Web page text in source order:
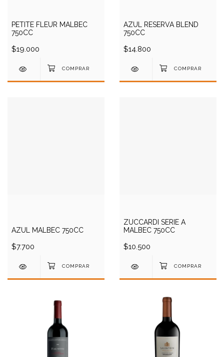
PETITE FLEUR MALBEC
750CC
$19.000
AZUL RESERVA BLEND
750CC
$14.800
AZUL MALBEC 750CC
$7.700
ZUCCARDI SERIE A
MALBEC 750CC
$10.500